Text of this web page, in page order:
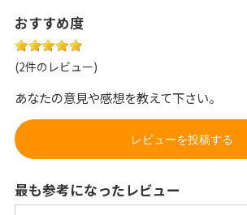
おすすめ度
(2件のレビュー)
あなたの意見や感想を教えて下さい。
レビューを投稿する
最も参考になったレビュー